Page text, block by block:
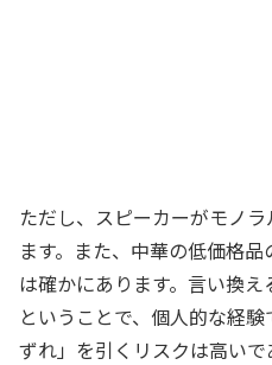
ただし、スピーカーがモノ
ます。また、中華の低価格
は確かにあります。言い換
ということで、個人的な経
ずれ」を引くリスクは高いで